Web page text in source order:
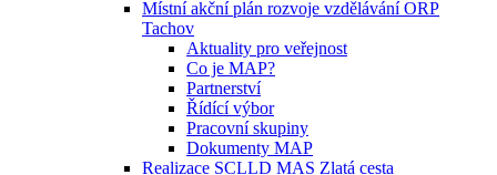
Místní akční plán rozvoje vzdělávání ORP
Tachov
Aktuality pro veřejnost
Co je MAP?
Partnerství
Řídící výbor
Pracovní skupiny
Dokumenty MAP
Realizace SCLLD MAS Zlatá cesta